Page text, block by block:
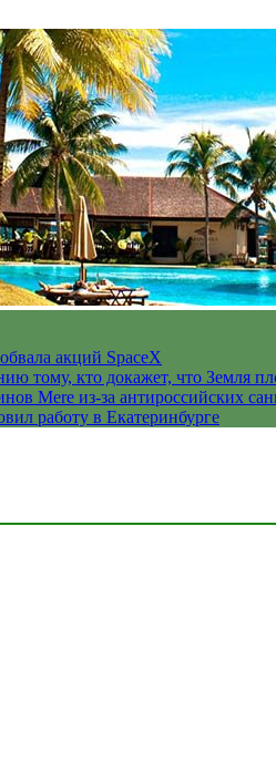
акций SpaceX
тому, кто докажет, что Земля
Mere из-за антироссийских
работу в Екатеринбурге